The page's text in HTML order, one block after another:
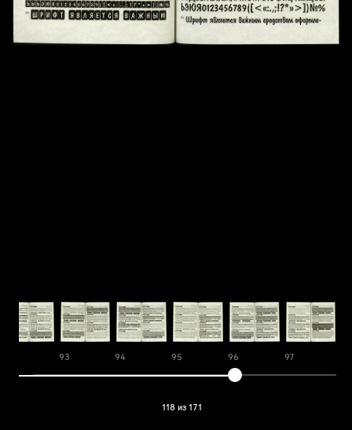
93 94 95 96 97
118 из 171